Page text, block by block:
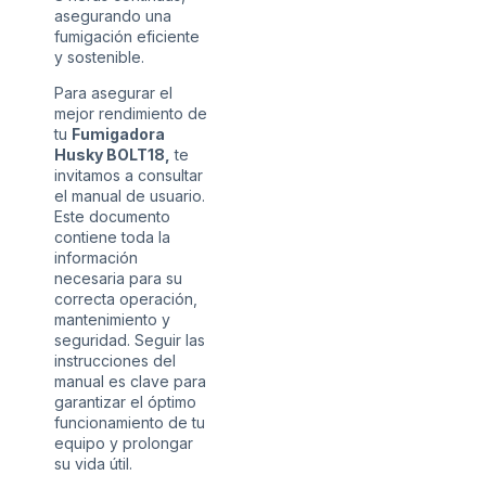
asegurando una
fumigación eficiente
y sostenible.
Para asegurar el
mejor rendimiento de
tu Fumigadora
Husky BOLT18, te
invitamos a consultar
el manual de usuario.
Este documento
contiene toda la
información
necesaria para su
correcta operación,
mantenimiento y
seguridad. Seguir las
instrucciones del
manual es clave para
garantizar el óptimo
funcionamiento de tu
equipo y prolongar
su vida útil.